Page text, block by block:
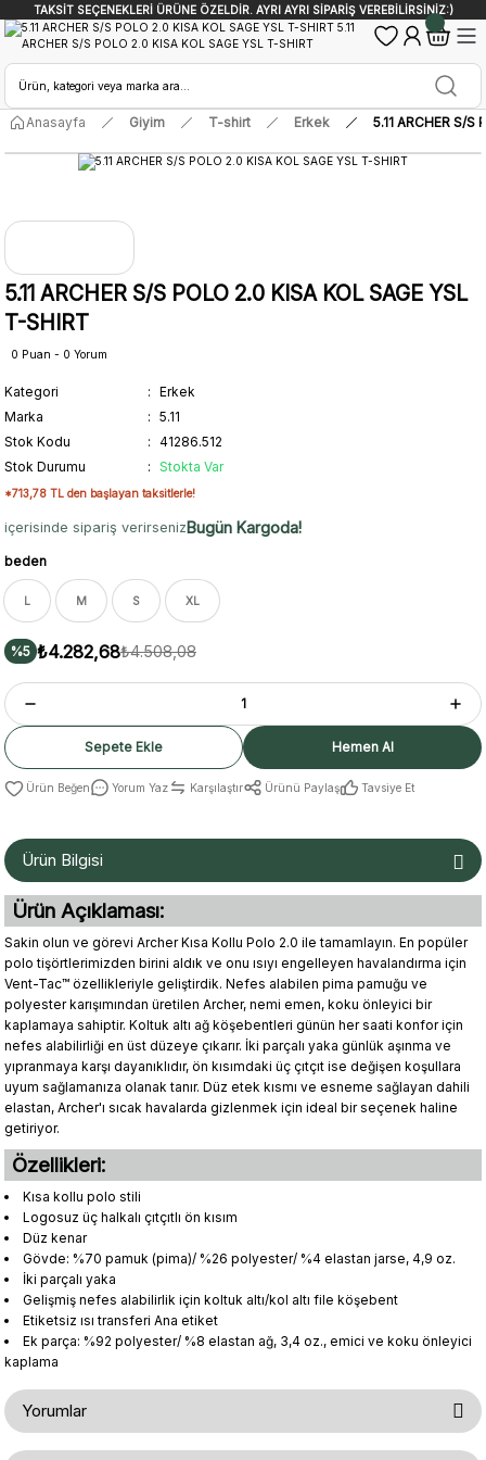
TAKSİT SEÇENEKLERİ ÜRÜNE ÖZELDİR. AYRI AYRI SİPARİŞ VEREBİLİRSİNİZ:)
Anasayfa Giyim T-shirt Erkek 5.11 ARCHER S/S
5.11 ARCHER S/S POLO 2.0 KISA KOL SAGE YSL
T-SHIRT
0 Puan - 0 Yorum
Kategori
Erkek
Marka
5.11
Stok Kodu
41286.512
Stok Durumu
Stokta Var
*713,78 TL den başlayan taksitlerle!
içerisinde sipariş verirsenizBugün Kargoda!
beden
L M S XL
%5 ₺4.282,68₺4.508,08
Sepete Ekle Hemen Al
Yorum Yaz Karşılaştır Ürünü Paylaş Tavsiye Et
Ürün Bilgisi
Ürün Açıklaması:
Sakin olun ve görevi Archer Kısa Kollu Polo 2.0 ile tamamlayın. En popüler
polo tişörtlerimizden birini aldık ve onu ısıyı engelleyen havalandırma için
Vent-Tac™ özellikleriyle geliştirdik. Nefes alabilen pima pamuğu ve
polyester karışımından üretilen Archer, nemi emen, koku önleyici bir
kaplamaya sahiptir. Koltuk altı ağ köşebentleri günün her saati konfor için
nefes alabilirliği en üst düzeye çıkarır. İki parçalı yaka günlük aşınma ve
yıpranmaya karşı dayanıklıdır, ön kısımdaki üç çıtçıt ise değişen koşullara
uyum sağlamanıza olanak tanır. Düz etek kısmı ve esneme sağlayan dahili
elastan, Archer'ı sıcak havalarda gizlenmek için ideal bir seçenek haline
getiriyor.
Özellikleri:
Kısa kollu polo stili
Logosuz üç halkalı çıtçıtlı ön kısım
Düz kenar
Gövde: %70 pamuk (pima)/ %26 polyester/ %4 elastan jarse, 4,9 oz.
İki parçalı yaka
Gelişmiş nefes alabilirlik için koltuk altı/kol altı file köşebent
Etiketsiz ısı transferi Ana etiket
Ek parça: %92 polyester/ %8 elastan ağ, 3,4 oz., emici ve koku önleyici
kaplama
Yorumlar